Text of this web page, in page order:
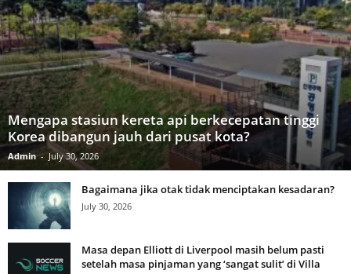
Mengapa stasiun kereta api berkecepatan tinggi
Korea dibangun jauh dari pusat kota?
Admin - July 30, 2026
Bagaimana jika otak tidak menciptakan kesadaran?
July 30, 2026
Masa depan Elliott di Liverpool masih belum pasti
setelah masa pinjaman yang ‘sangat sulit’ di Villa